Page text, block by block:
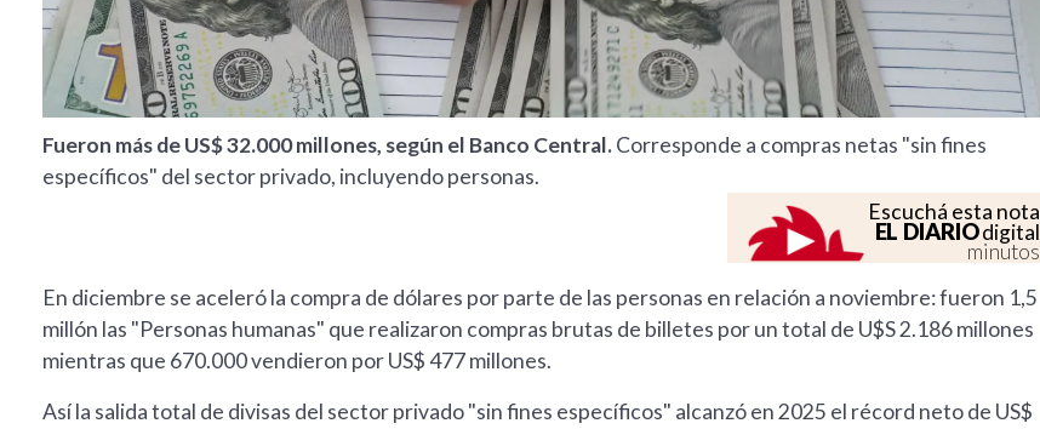
Fueron más de US$ 32.000 millones, según el Banco Central.Corresponde a compras netas "sin fines
específicos" del sector privado, incluyendo personas.
Escuchá esta nota
EL DIARIOdigital
minutos
En diciembre se aceleró la compra de dólares por parte de las personas en relación a noviembre: fueron 1,5
millón las "Personas humanas" que realizaron compras brutas de billetes por un total de U$S 2.186 millones
mientras que 670.000 vendieron por US$ 477 millones.
Así la salida total de divisas del sector privado "sin fines específicos" alcanzó en 2025 el récord neto de US$